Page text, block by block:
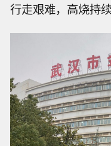
行走艰难，高烧持续